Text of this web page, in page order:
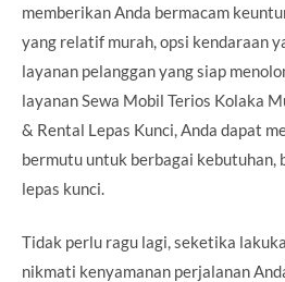
memberikan Anda bermacam
yang relatif murah, opsi kendaraan
layanan pelanggan yang siap
layanan Sewa Mobil Terios Kolaka
& Rental Lepas Kunci, Anda dapat
bermutu untuk berbagai kebutuhan,
lepas kunci.
Tidak perlu ragu lagi, seketika
nikmati kenyamanan perjalanan